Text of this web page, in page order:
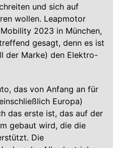
und sich auf
wollen. Leapmotor
2023 in München,
gesagt, denn es ist
der Marke) den Elektro-
das von Anfang an für
Europa)
das erste ist, das auf der
gebaut wird, die die
Die